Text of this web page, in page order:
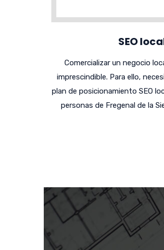
SEO
Comercializar un negocio
imprescindible. Para ello,
plan de posicionamiento SEO
personas de Fregenal de la